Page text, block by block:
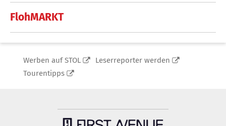
FlohMARKT
Werben auf STOL
Leserreporter werden
Tourentipps